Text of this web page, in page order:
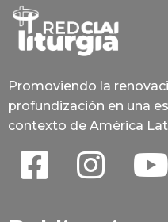
Promoviendo la
profundización en una
contexto de América